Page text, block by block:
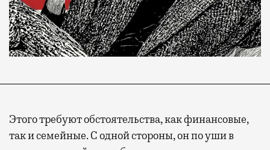
Современный путешественник часто берет
с собой не только чемодан, но и ноутбук.
А ожидание рейса все чаще превращается
Этого требуют обстоятельства, как финансовые,
так и семейные. С одной стороны, он по уши в